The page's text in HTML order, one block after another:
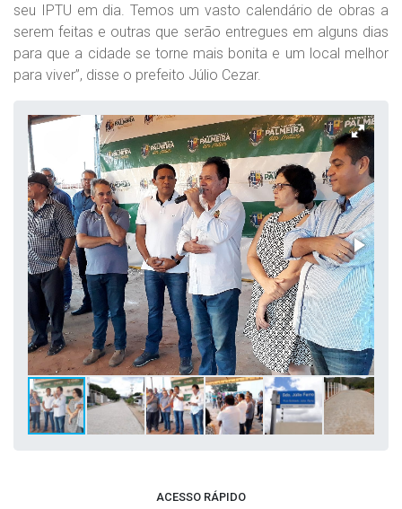
seu IPTU em dia. Temos um vasto calendário de obras a
serem feitas e outras que serão entregues em alguns dias
para que a cidade se torne mais bonita e um local melhor
para viver”, disse o prefeito Júlio Cezar.
ACESSO RÁPIDO